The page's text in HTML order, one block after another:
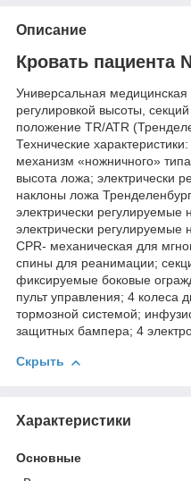
Описание
Кровать пациента
Универсальная медицинская
регулировкой высоты,
положение TR/ATR
Технические
механизм «ножничного»
высота ложа; электрически
наклоны ложа
электрически регулируемые
электрически
CPR- механическая для
спины для реанимации;
фиксируемые боковые
пульт управления; 4
тормозной системой;
защитных бампера; 4
Скрыть
Характеристики
Основные